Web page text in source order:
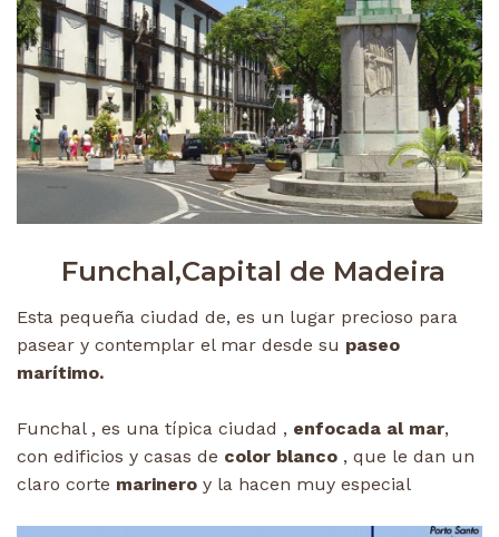
Funchal,Capital de Madeira
Esta pequeña ciudad de, es un lugar precioso para
pasear y contemplar el mar desde su paseo
marítimo.
Funchal , es una típica ciudad , enfocada al mar,
con edificios y casas de color blanco , que le dan un
claro corte marinero y la hacen muy especial